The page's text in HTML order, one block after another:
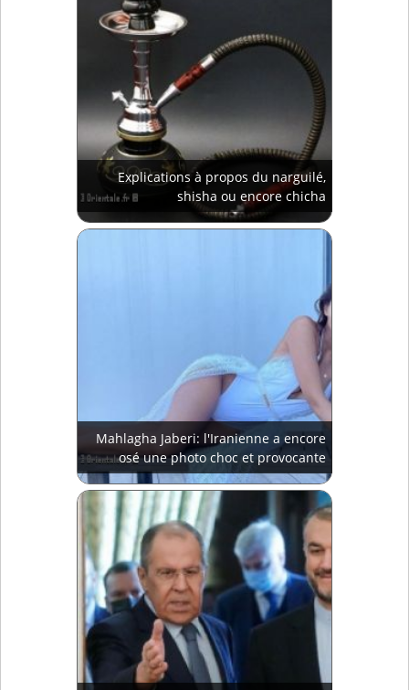
Explications à propos du narguilé,
shisha ou encore chicha
Mahlagha Jaberi: l'Iranienne a encore
osé une photo choc et provocante